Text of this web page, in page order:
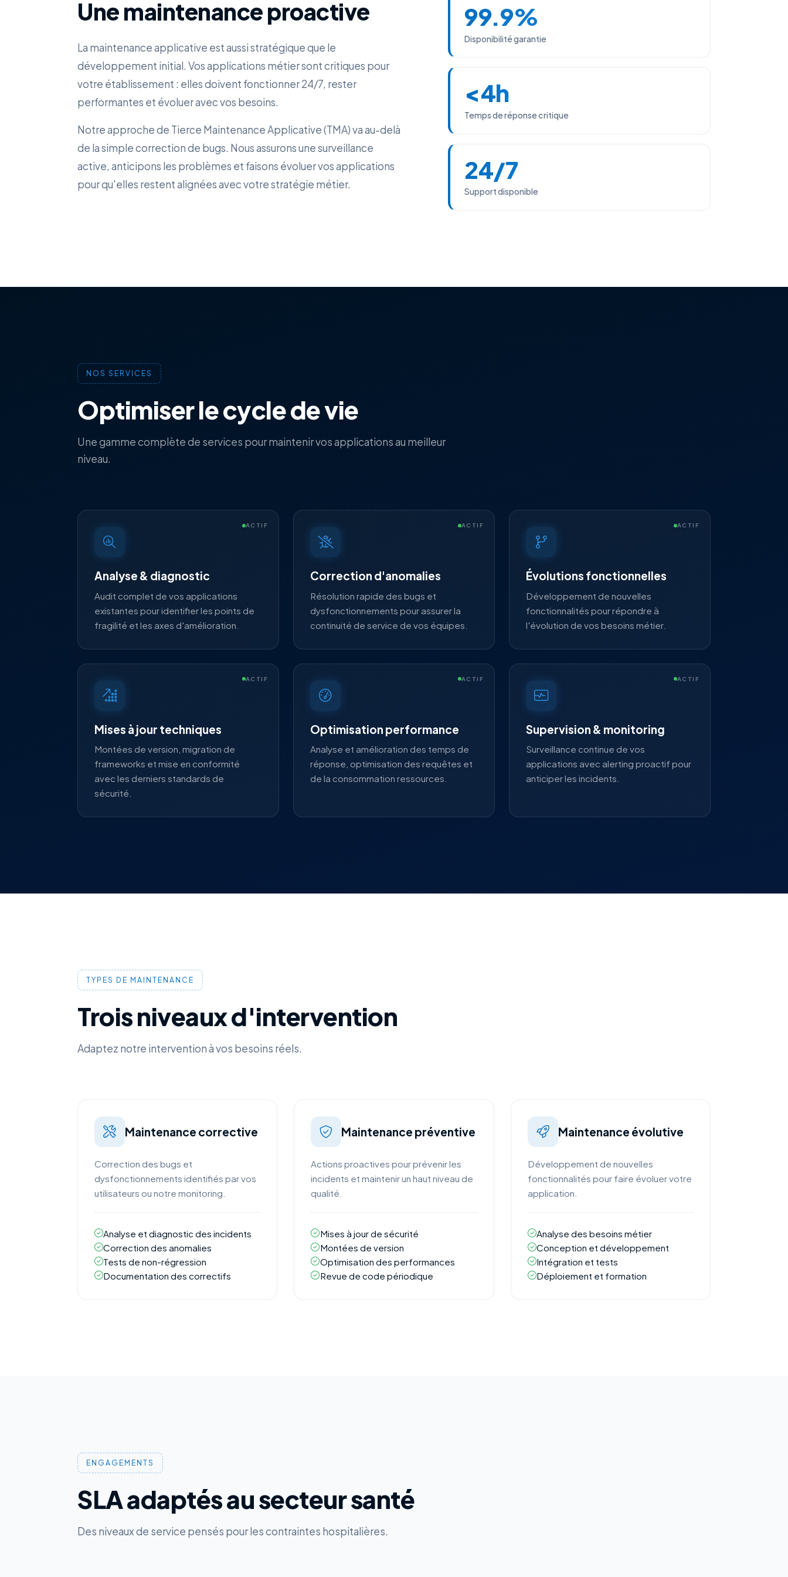
Une maintenance proactive
La maintenance applicative est aussi stratégique que le
développement initial. Vos applications métier sont critiques pour
votre établissement : elles doivent fonctionner 24/7, rester
performantes et évoluer avec vos besoins.
Notre approche de Tierce Maintenance Applicative (TMA) va au-delà
de la simple correction de bugs. Nous assurons une surveillance
active, anticipons les problèmes et faisons évoluer vos applications
pour qu'elles restent alignées avec votre stratégie métier.
99.9%
Disponibilité garantie
<4h
Temps de réponse critique
24/7
Support disponible
NOS SERVICES
Optimiser le cycle de vie
Une gamme complète de services pour maintenir vos applications au meilleur
niveau.
ACTIF
Analyse & diagnostic
Audit complet de vos applications
existantes pour identifier les points de
fragilité et les axes d'amélioration.
ACTIF
Correction d'anomalies
Résolution rapide des bugs et
dysfonctionnements pour assurer la
continuité de service de vos équipes.
ACTIF
Évolutions fonctionnelles
Développement de nouvelles
fonctionnalités pour répondre à
l'évolution de vos besoins métier.
ACTIF
Mises à jour techniques
Montées de version, migration de
frameworks et mise en conformité
avec les derniers standards de
sécurité.
ACTIF
Optimisation performance
Analyse et amélioration des temps de
réponse, optimisation des requêtes et
de la consommation ressources.
ACTIF
Supervision & monitoring
Surveillance continue de vos
applications avec alerting proactif pour
anticiper les incidents.
TYPES DE MAINTENANCE
Trois niveaux d'intervention
Adaptez notre intervention à vos besoins réels.
Maintenance corrective
Correction des bugs et
dysfonctionnements identifiés par vos
utilisateurs ou notre monitoring.
Analyse et diagnostic des incidents
Correction des anomalies
Tests de non-régression
Documentation des correctifs
Maintenance préventive
Actions proactives pour prévenir les
incidents et maintenir un haut niveau de
qualité.
Mises à jour de sécurité
Montées de version
Optimisation des performances
Revue de code périodique
Maintenance évolutive
Développement de nouvelles
fonctionnalités pour faire évoluer votre
application.
Analyse des besoins métier
Conception et développement
Intégration et tests
Déploiement et formation
ENGAGEMENTS
SLA adaptés au secteur santé
Des niveaux de service pensés pour les contraintes hospitalières.